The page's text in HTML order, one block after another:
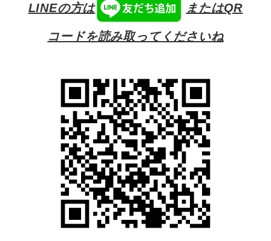
LINEの方は またはQR
コードを読み取ってくださいね